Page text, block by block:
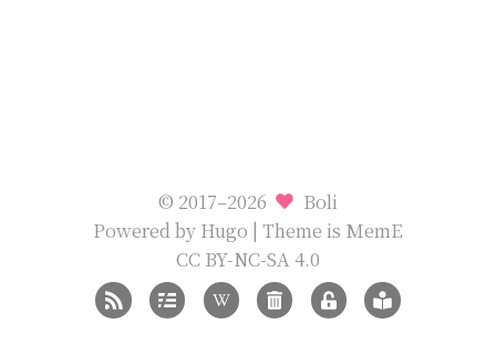
© 2017–2026
Boli
Powered by Hugo | Theme is MemE
CC BY-NC-SA 4.0